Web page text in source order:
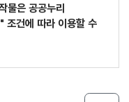
물은 공공누리
조건에 따라 이용할 수